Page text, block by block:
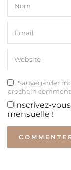
Sauvegarder
prochain
Inscrivez-
mensuelle !